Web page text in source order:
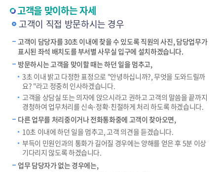
고객을 맞이하는 자세
고객이 직접 방문하시는 경우
고객이 담당자를 30초 이내에 찾을 수 있도록 직원의 사진, 담당업무가
표시된 좌석 배치도를 부서별 사무실 입구에 설치하겠습니다.
방문하시는 고객을 맞이할 때는 하던 일을 멈추고,
3초 이내 밝고 다정한 표정으로 "안녕하십니까?, 무엇을 도와드릴까
요? "라고 정중히 인사하겠습니다.
고객을 상담실 또는 의자에 앉으시라고 권하고 고객의 말씀을 끝까지
경청하여 업무처리를 신속·정확·친절하게 처리 하도록 하겠습니다.
다른 업무를 처리중이거나 전화통화중에 고객이 찾아오면,
10초 이내에 하던 일을 멈추고, 고객 의견을 듣겠습니다.
부득이 민원인과의 통화가 길어질 경우에는 양해를 얻은 후 5분 이상
기다리지 않도록 하겠습니다.
업무 담당자가 없는 경우에는,